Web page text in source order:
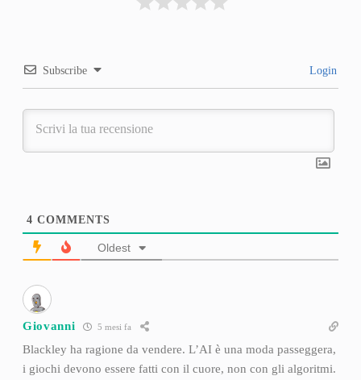
Subscribe Login
4 COMMENTS
Oldest
Giovanni 5 mesi fa
Blackley ha ragione da vendere. L’AI è una moda passeggera,
i giochi devono essere fatti con il cuore, non con gli algoritmi.